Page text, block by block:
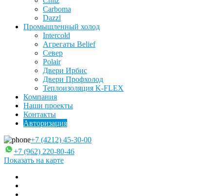
Carboma
Dazzl
Промышленный холод
Intercold
Агрегаты Belief
Север
Polair
Двери Ирбис
Двери Профхолод
Теплоизоляция K-FLEX
Компания
Наши проекты
Контакты
Авторизация
+7 (4212) 45-30-00
+7 (962) 220-80-46
Показать на карте